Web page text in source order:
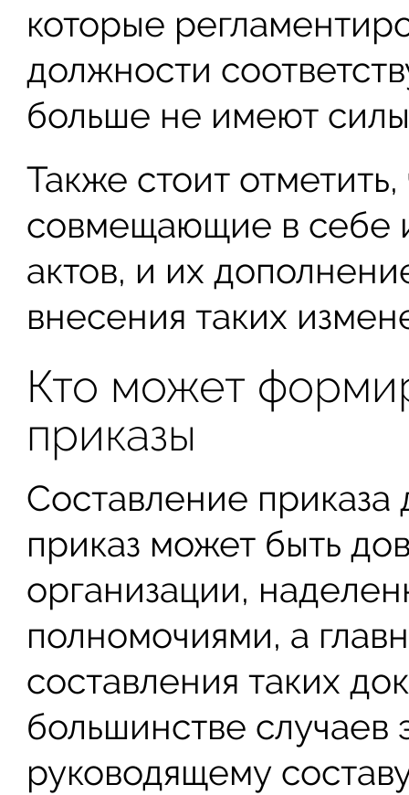
которые
должности
больше не имеют
Также стоит
совмещающие в себе
актов, и их
внесения таких
Кто может
приказы
Составление
приказ может быть
организации,
полномочиями, а
составления таких
большинстве
руководящему